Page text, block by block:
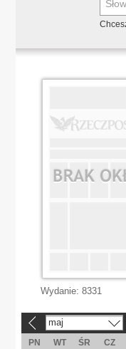
Wydanie: 8331
maj
PN WT ŚR CZ